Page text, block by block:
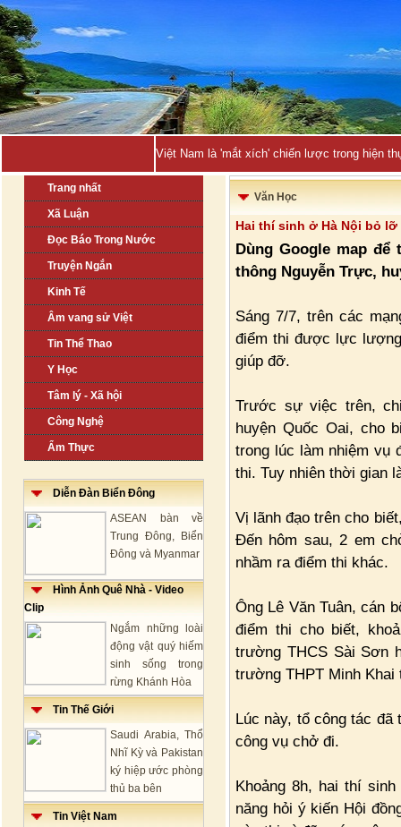
Việt Nam là 'mắt xích' chiến lược trong hiện
Trang nhất
Xã Luận
Đọc Báo Trong Nước
Truyện Ngắn
Kinh Tế
Âm vang sử Việt
Tin Thể Thao
Y Học
Tâm lý - Xã hội
Công Nghệ
Ẩm Thực
Diễn Đàn Biển Đông
ASEAN bàn về
Trung Đông, Biển
Đông và Myanmar
Hình Ảnh Quê Nhà - Video
Clip
Ngắm những loài
động vật quý hiếm
sinh sống trong
rừng Khánh Hòa
Tin Thế Giới
Saudi Arabia, Thổ
Nhĩ Kỳ và Pakistan
ký hiệp ước phòng
thủ ba bên
Tin Việt Nam
Văn Học
Hai thí sinh ở Hà Nội bỏ
Dùng Google map
thông Nguyễn Trực,
Sáng 7/7, trên các
điểm thi được lực
giúp đỡ.
Trước sự việc trên,
huyện Quốc Oai, cho
trong lúc làm nhiệm vụ
thi. Tuy nhiên thời gian
Vị lãnh đạo trên cho
Đến hôm sau, 2 em
nhầm ra điểm thi khác.
Ông Lê Văn Tuân, cán
điểm thi cho biết,
trường THCS Sài Sơn
trường THPT Minh Khai
Lúc này, tổ công tác
công vụ chở đi.
Khoảng 8h, hai thí
năng hỏi ý kiến Hội